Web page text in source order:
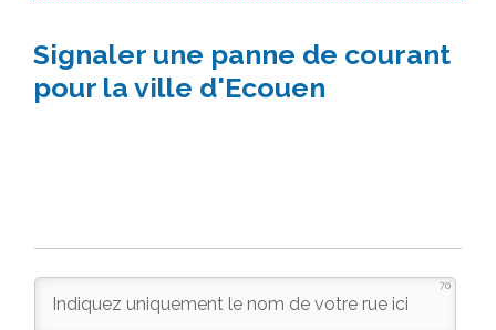
Signaler une panne de courant
pour la ville d'Ecouen
70